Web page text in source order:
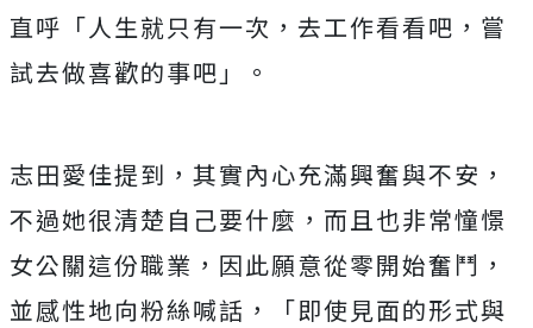
直呼「人生就只有一次，去工作看看吧，嘗
試去做喜歡的事吧」。
志田愛佳提到，其實內心充滿興奮與不安，
不過她很清楚自己要什麼，而且也非常憧憬
女公關這份職業，因此願意從零開始奮鬥，
並感性地向粉絲喊話，「即使見面的形式與